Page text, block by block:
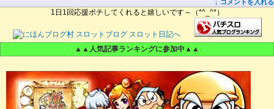
↓ コメントを入れる
1日1回応援ポチしてくれると嬉しいです～（*^_^*）
▲▲人気記事ランキングに参加中▲▲